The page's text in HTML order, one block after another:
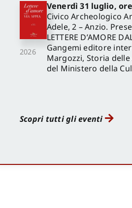
2026
Venerdì 31 luglio,
Civico Archeologico
Adele, 2 – Anzio.
LETTERE D’AMORE
Gangemi editore
Margozzi, Storia
del Ministero della
Scopri tutti gli eventi